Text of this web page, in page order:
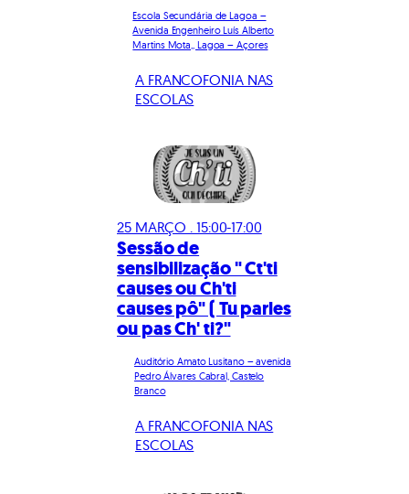
Escola Secundária de Lagoa –
Avenida Engenheiro Luís Alberto
Martins Mota,, Lagoa – Açores
A FRANCOFONIA NAS
ESCOLAS
25 MARÇO . 15:00-17:00
Sessão de
sensibilização " Ct'ti
causes ou Ch'ti
causes pô" ( Tu parles
ou pas Ch' ti?"
Auditório Amato Lusitano – avenida
Pedro Álvares Cabral, Castelo
Branco
A FRANCOFONIA NAS
ESCOLAS